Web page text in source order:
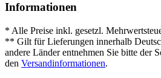
Informationen
* Alle Preise inkl. gesetzl.
** Gilt für Lieferungen innerhalb
andere Länder entnehmen Sie bitte der
den Versandinformationen.